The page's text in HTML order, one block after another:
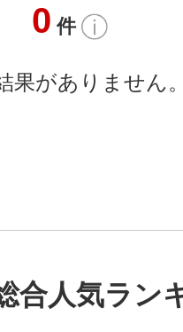
0 件
果がありません
合人気ラン